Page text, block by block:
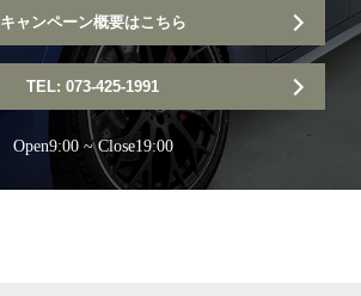
キャンペーン概要はこちら
TEL: 073-425-1991
Open9:00 ~ Close19:00